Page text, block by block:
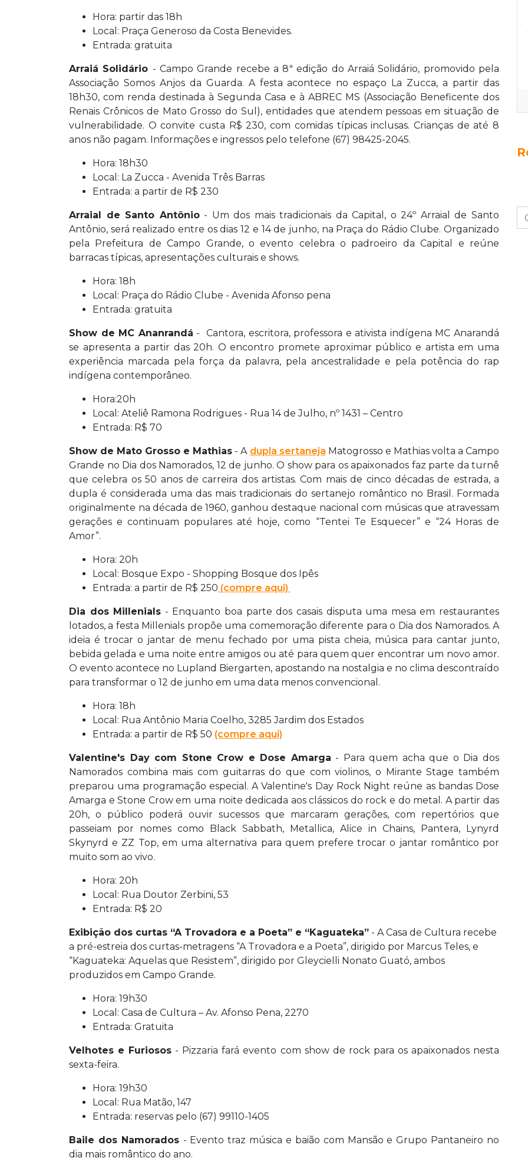
Hora: partir das 18h
Local: Praça Generoso da Costa Benevides.
Entrada: gratuita
Arraiá Solidário - Campo Grande recebe a 8ª edição do Arraiá Solidário, promovido pela
Associação Somos Anjos da Guarda. A festa acontece no espaço La Zucca, a partir das
18h30, com renda destinada à Segunda Casa e à ABREC MS (Associação Beneficente dos
Renais Crônicos de Mato Grosso do Sul), entidades que atendem pessoas em situação de
vulnerabilidade. O convite custa R$ 230, com comidas típicas inclusas. Crianças de até 8
anos não pagam. Informações e ingressos pelo telefone (67) 98425-2045.
Hora: 18h30
Local: La Zucca - Avenida Três Barras
Entrada: a partir de R$ 230
Arraial de Santo Antônio- Um dos mais tradicionais da Capital, o 24º Arraial de Santo
Antônio, será realizado entre os dias 12 e 14 de junho, na Praça do Rádio Clube. Organizado
pela Prefeitura de Campo Grande, o evento celebra o padroeiro da Capital e reúne
barracas típicas, apresentações culturais e shows.
Hora: 18h
Local: Praça do Rádio Clube - Avenida Afonso pena
Entrada: gratuita
Show de MC Ananrandá - Cantora, escritora, professora e ativista indígena MC Anarandá
se apresenta a partir das 20h. O encontro promete aproximar público e artista em uma
experiência marcada pela força da palavra, pela ancestralidade e pela potência do rap
indígena contemporâneo.
Hora:20h
Local: Ateliê Ramona Rodrigues - Rua 14 de Julho, nº 1431 – Centro
Entrada: R$ 70
Show de Mato Grosso e Mathias - A dupla sertaneja Matogrosso e Mathias volta a Campo
Grande no Dia dos Namorados, 12 de junho. O show para os apaixonados faz parte da turnê
que celebra os 50 anos de carreira dos artistas. Com mais de cinco décadas de estrada, a
dupla é considerada uma das mais tradicionais do sertanejo romântico no Brasil. Formada
originalmente na década de 1960, ganhou destaque nacional com músicas que atravessam
gerações e continuam populares até hoje, como “Tentei Te Esquecer” e “24 Horas de
Amor”.
Hora: 20h
Local: Bosque Expo - Shopping Bosque dos Ipês
Entrada: a partir de R$ 250 (compre aqui)
Dia dos Millenials - Enquanto boa parte dos casais disputa uma mesa em restaurantes
lotados, a festa Millenials propõe uma comemoração diferente para o Dia dos Namorados. A
ideia é trocar o jantar de menu fechado por uma pista cheia, música para cantar junto,
bebida gelada e uma noite entre amigos ou até para quem quer encontrar um novo amor.
O evento acontece no Lupland Biergarten, apostando na nostalgia e no clima descontraído
para transformar o 12 de junho em uma data menos convencional.
Hora: 18h
Local: Rua Antônio Maria Coelho, 3285 Jardim dos Estados
Entrada: a partir de R$ 50 (compre aqui)
Valentine's Day com Stone Crow e Dose Amarga - Para quem acha que o Dia dos
Namorados combina mais com guitarras do que com violinos, o Mirante Stage também
preparou uma programação especial. A Valentine's Day Rock Night reúne as bandas Dose
Amarga e Stone Crow em uma noite dedicada aos clássicos do rock e do metal. A partir das
20h, o público poderá ouvir sucessos que marcaram gerações, com repertórios que
passeiam por nomes como Black Sabbath, Metallica, Alice in Chains, Pantera, Lynyrd
Skynyrd e ZZ Top, em uma alternativa para quem prefere trocar o jantar romântico por
muito som ao vivo.
Hora: 20h
Local: Rua Doutor Zerbini, 53
Entrada: R$ 20
Exibição dos curtas “A Trovadora e a Poeta” e “Kaguateka” - A Casa de Cultura recebe
a pré-estreia dos curtas-metragens “A Trovadora e a Poeta”, dirigido por Marcus Teles, e
“Kaguateka: Aquelas que Resistem”, dirigido por Gleycielli Nonato Guató, ambos
produzidos em Campo Grande.
Hora: 19h30
Local: Casa de Cultura – Av. Afonso Pena, 2270
Entrada: Gratuita
Velhotes e Furiosos - Pizzaria fará evento com show de rock para os apaixonados nesta
sexta-feira.
Hora: 19h30
Local: Rua Matão, 147
Entrada: reservas pelo (67) 99110-1405
Baile dos Namorados - Evento traz música e baião com Mansão e Grupo Pantaneiro no
dia mais romântico do ano.